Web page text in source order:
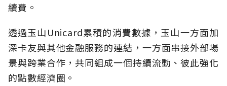
續費。
透過玉山Unicard累積的消費數據，玉山一方面加
深卡友與其他金融服務的連結，一方面串接外部場
景與跨業合作，共同組成一個持續流動、彼此強化
的點數經濟圈。